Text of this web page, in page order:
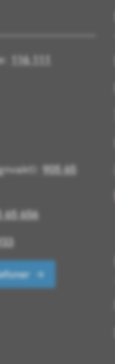
116 111
905 65
65 656